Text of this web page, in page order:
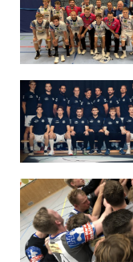
Teams
Trainer
ALLE SPIELE
HAIE TV
NEWSLETTER
DIE HAIE I Intern
Partner